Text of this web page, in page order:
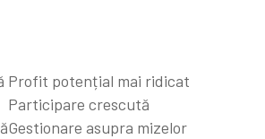
Profit potențial mai ridicat
Participare crescută
Gestionare asupra mizelor